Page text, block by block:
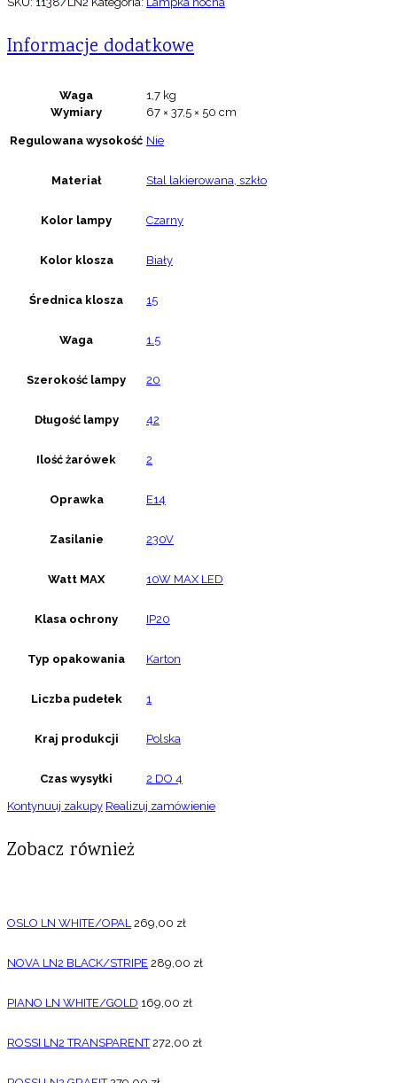
Informacje dodatkowe
Waga
1,7 kg
Wymiary
67 × 37,5 × 50 cm
Regulowana wysokość Nie
Materiał Stal lakierowana, szkło
Kolor lampy Czarny
Kolor klosza Biały
Średnica klosza 15
Waga 1.5
Szerokość lampy 20
Długość lampy 42
Ilość żarówek 2
Oprawka E14
Zasilanie 230V
Watt MAX 10W MAX LED
Klasa ochrony IP20
Typ opakowania Karton
Liczba pudełek 1
Kraj produkcji Polska
Czas wysyłki 2 DO 4
Kontynuuj zakupy Realizuj zamówienie
Zobacz również
OSLO LN WHITE/OPAL 269,00 zł
NOVA LN2 BLACK/STRIPE 289,00 zł
PIANO LN WHITE/GOLD 169,00 zł
ROSSI LN2 TRANSPARENT 272,00 zł